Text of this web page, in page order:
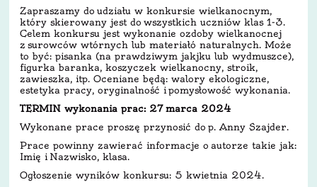
Zapraszamy do udziału w konkursie wielkanocnym,
który skierowany jest do wszystkich uczniów klas 1-3.
Celem konkursu jest wykonanie ozdoby wielkanocnej
z surowców wtórnych lub materiałó naturalnych. Może
to być: pisanka (na prawdziwym jakjku lub wydmuszce),
figurka baranka, koszyczek wielkanocny, stroik,
zawieszka, itp. Oceniane będą: walory ekologiczne,
estetyka pracy, oryginalność i pomysłowość wykonania.
TERMIN wykonania prac: 27 marca 2024
Wykonane prace proszę przynosić do p. Anny Szajder.
Prace powinny zawierać informacje o autorze takie jak:
Imię i Nazwisko, klasa.
Ogłoszenie wyników konkursu: 5 kwietnia 2024.